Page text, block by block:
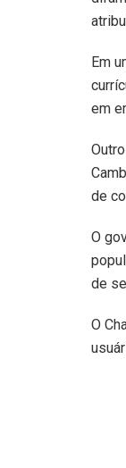
Em
em
de
O
de
O